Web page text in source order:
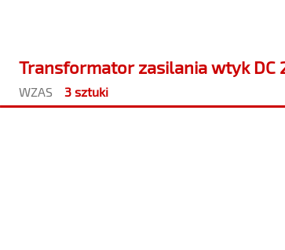
Transformator zasilania wtyk DC
WZAS 3 sztuki